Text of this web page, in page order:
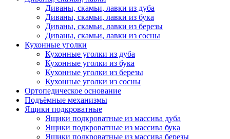
Диваны, скамьи, лавки из дуба
Диваны, скамьи, лавки из бука
Диваны, скамьи, лавки из березы
Диваны, скамьи, лавки из сосны
Кухонные уголки
Кухонные уголки из дуба
Кухонные уголки из бука
Кухонные уголки из березы
Кухонные уголки из сосны
Ортопедическое основание
Подъёмные механизмы
Ящики подкроватные
Ящики подкроватные из массива дуба
Ящики подкроватные из массива бука
Ящики подкроватные из массива березы